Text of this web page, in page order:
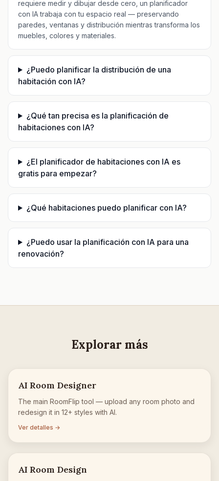
requiere medir y dibujar desde cero, un planificador
con IA trabaja con tu espacio real — preservando
paredes, ventanas y distribución mientras transforma los
muebles, colores y materiales.
¿Puedo planificar la distribución de una
habitación con IA?
¿Qué tan precisa es la planificación de
habitaciones con IA?
¿El planificador de habitaciones con IA es
gratis para empezar?
¿Qué habitaciones puedo planificar con IA?
¿Puedo usar la planificación con IA para una
renovación?
Explorar más
AI Room Designer
The main RoomFlip tool — upload any room photo and
redesign it in 12+ styles with AI.
Ver detalles →
AI Room Design